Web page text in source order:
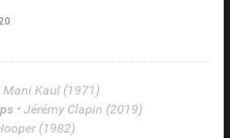
Mani Kaul (1971)
• Jérémy Clapin (2019)
(1982)